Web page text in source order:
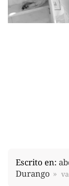
Escrito en:
Durango